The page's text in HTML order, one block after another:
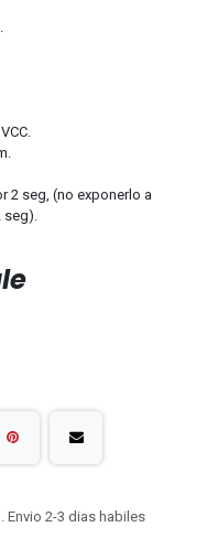
2 seg, (no exponerlo a
Envio 2-3 dias habiles